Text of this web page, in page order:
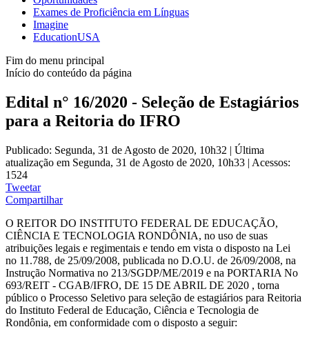
Exames de Proficiência em Línguas
Imagine
EducationUSA
Fim do menu principal
Início do conteúdo da página
Edital n° 16/2020 - Seleção de Estagiários
para a Reitoria do IFRO
Publicado: Segunda, 31 de Agosto de 2020, 10h32 | Última
atualização em Segunda, 31 de Agosto de 2020, 10h33 | Acessos:
1524
Tweetar
Compartilhar
O REITOR DO INSTITUTO FEDERAL DE EDUCAÇÃO,
CIÊNCIA E TECNOLOGIA RONDÔNIA, no uso de suas
atribuições legais e regimentais e tendo em vista o disposto na Lei
no 11.788, de 25/09/2008, publicada no D.O.U. de 26/09/2008, na
Instrução Normativa no 213/SGDP/ME/2019 e na PORTARIA No
693/REIT - CGAB/IFRO, DE 15 DE ABRIL DE 2020 , torna
público o Processo Seletivo para seleção de estagiários para Reitoria
do Instituto Federal de Educação, Ciência e Tecnologia de
Rondônia, em conformidade com o disposto a seguir: